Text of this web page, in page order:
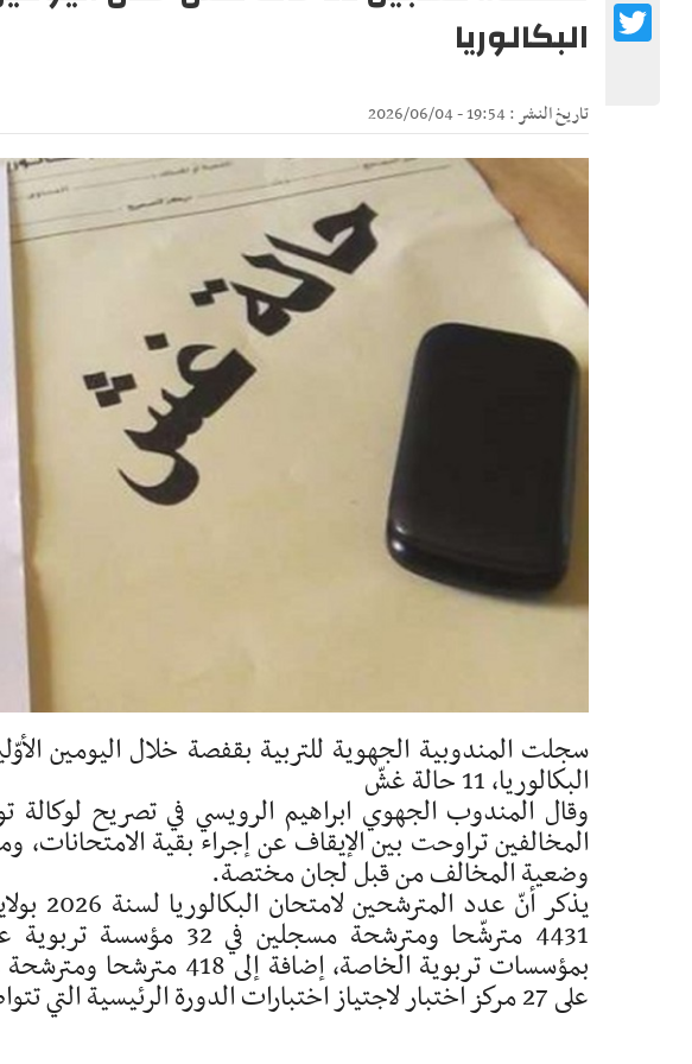
البكالوريا
تاريخ النشر : 19:54 - 2026/06/04
سجلت المندوبية الجهوية للتربية بقفصة خلال اليومين
البكالوريا، 11 حالة غشّ
وقال المندوب الجهوي ابراهيم الرويسي في تصريح لوكالة
المخالفين تراوحت بين الإيقاف عن إجراء بقية الامتحانات،
وضعية المخالف من قبل لجان مختصة.
بمؤسسات تربوية الخاصة،
على 27 مركز اختبار لاجتياز اختبارات الدورة الرئيسية التي تتواصل إلى غاية 10 جوان الجاري.
Twitter